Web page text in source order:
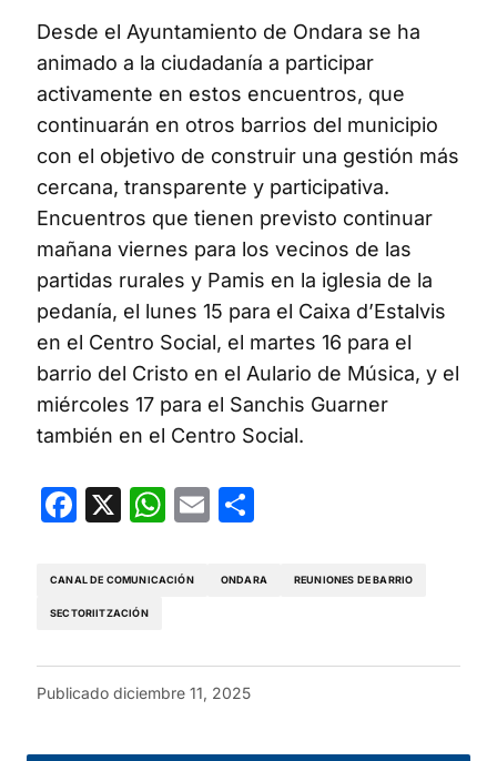
Desde el Ayuntamiento de Ondara se ha
animado a la ciudadanía a participar
activamente en estos encuentros, que
continuarán en otros barrios del municipio
con el objetivo de construir una gestión más
cercana, transparente y participativa.
Encuentros que tienen previsto continuar
mañana viernes para los vecinos de las
partidas rurales y Pamis en la iglesia de la
pedanía, el lunes 15 para el Caixa d’Estalvis
en el Centro Social, el martes 16 para el
barrio del Cristo en el Aulario de Música, y el
miércoles 17 para el Sanchis Guarner
también en el Centro Social.
Facebook
X WhatsApp
Email
CANAL DE COMUNICACIÓN ONDARA REUNIONES DE BARRIO
SECTORIITZACIÓN
Publicado diciembre 11, 2025